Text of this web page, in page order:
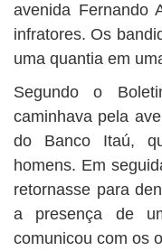
avenida Fernando
infratores. Os
uma quantia em
Segundo o
caminhava pela
do Banco Itaú,
homens. Em
retornasse para
a presença de
comunicou com os